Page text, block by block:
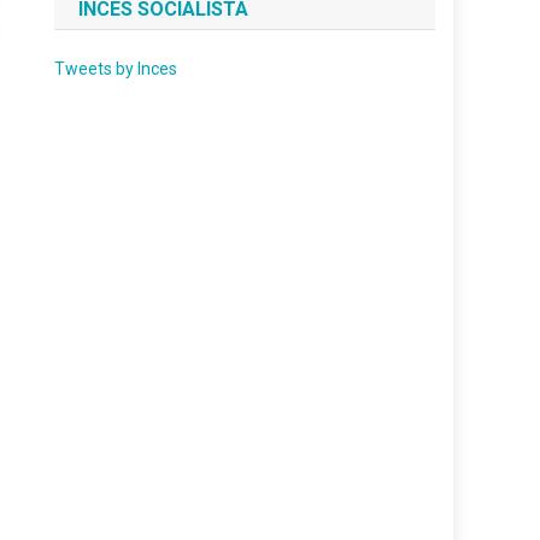
INCES SOCIALISTA
Tweets by Inces